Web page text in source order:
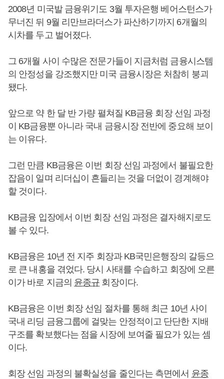
2008년 미국발 금융위기도 3월 투자은행 베어스턴스가
무너진 뒤 9월 리만브라더스가 파산하기까지 6개월의
시차를 두고 벌어졌다.
그 6개월 사이 수많은 전문가들이 지금처럼 금융시스템
의 안정성을 강조했지만 미국 금융시장은 처참히 붕괴
됐다.
앞으로 약 한 달 반 가량 펼쳐질 KB금융 회장 선임 과정
이 KB금융뿐 아니라 국내 금융시장 전반에 중요해 보이
는 이유다.
그런 만큼 KB금융은 이번 회장 선임 과정에서 불필요한
잡음이 일며 리더십이 흔들리는 것을 더없이 경계해야
할 것이다.
KB금융 입장에서 이번 회장 선임 과정은 결자해지로도
볼 수 있다.
KB금융은 10년 전 지주 회장과 KB국민은행장의 갈등으
로 큰 내홍을 겪었다. 당시 사태를 수습하고 회장에 오른
이가 바로 지금의 윤종규 회장이다.
KB금융은 이번 회장 선임 절차를 통해 최근 10년 사이
국내 리딩 금융그룹에 걸맞는 안정적이고 단단한 지배
구조를 확보했다는 점을 시장에 보여줄 필요가 있는 셈
이다.
회장 선임 과정의 불확실성을 줄인다는 측면에서 윤종